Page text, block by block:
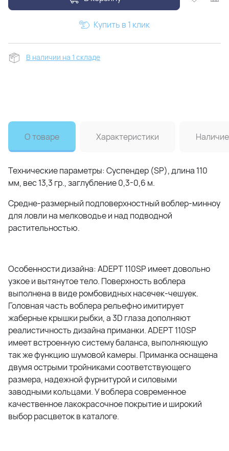
Купить в 1 клик
В наличии на 1 складе
О товаре Характеристики Наличие
Технические параметры: Суспендер (SP), длина 110
мм, вес 13,3 гр., заглубление 0,3-0,6 м.
Средне-размерный подповерхностный воблер-минноу
для ловли на мелководье и над подводной
растительностью.
Особенности дизайна: ADEPT 110SP имеет довольно
узкое и вытянутое тело. Поверхность воблера
выполнена в виде ромбовидных насечек-чешуек.
Головная часть воблера рельефно имитирует
жаберные крышки рыбки, а 3D глаза дополняют
реалистичность дизайна приманки. ADEPT 110SP
имеет встроенную систему баланса, выполняющую
так же функцию шумовой камеры. Приманка оснащена
двумя острыми тройниками соответствующего
размера, надежной фурнитурой и силовыми
заводными кольцами. У воблера современное
качественное лакокрасочное покрытие и широкий
выбор расцветок в каталоге.